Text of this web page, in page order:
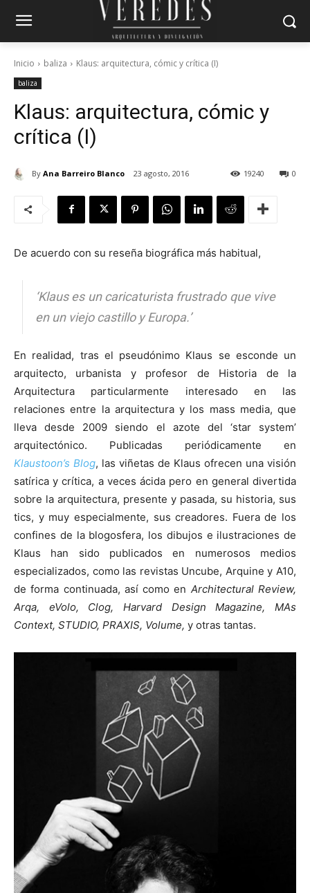
Inicio baliza Klaus: arquitectura, cómic y crítica (I)
baliza
Klaus: arquitectura, cómic y
crítica (I)
By Ana Barreiro Blanco 23 agosto, 2016 0
19240
De acuerdo con su reseña biográfica más habitual,
‘Klaus es un caricaturista frustrado que vive
en un viejo castillo y Europa.’
En realidad, tras el pseudónimo Klaus se esconde un
arquitecto, urbanista y profesor de Historia de la
Arquitectura particularmente interesado en las
relaciones entre la arquitectura y los mass media, que
lleva desde 2009 siendo el azote del ‘star system’
arquitectónico. Publicadas periódicamente en
Klaustoon’s Blog, las viñetas de Klaus ofrecen una visión
satírica y crítica, a veces ácida pero en general divertida
sobre la arquitectura, presente y pasada, su historia, sus
tics, y muy especialmente, sus creadores. Fuera de los
confines de la blogosfera, los dibujos e ilustraciones de
Klaus han sido publicados en numerosos medios
especializados, como las revistas Uncube, Arquine y A10,
de forma continuada, así como en Architectural Review,
Arqa, eVolo, Clog, Harvard Design Magazine, MAs
Context, STUDIO, PRAXIS, Volume, y otras tantas.